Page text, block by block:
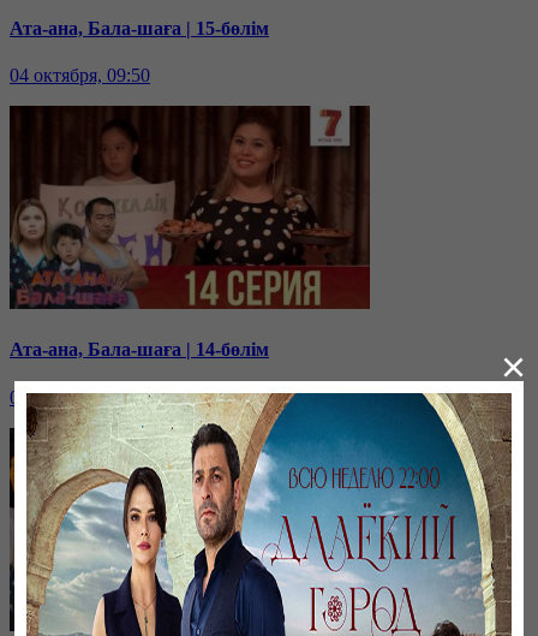
Ата-ана, Бала-шаға | 15-бөлім
04 октября, 09:50
Ата-ана, Бала-шаға | 14-бөлім
03 октября, 10:15
×